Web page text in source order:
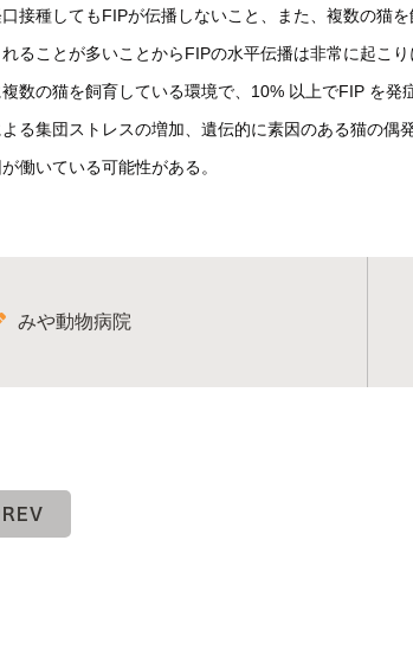
接種してもFIPが伝播しないこと、また、複数の猫
れることが多いことからFIPの水平伝播は非常に起こり
複数の猫を飼育している環境で、10% 以上でFIP を
る集団ストレスの増加、遺伝的に素因のある猫の偶
働いている可能性がある。
みや動物病院